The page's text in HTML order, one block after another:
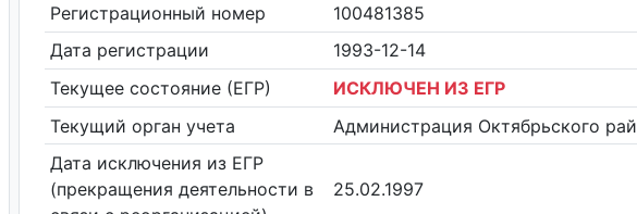
Регистрационный номер
100481385
Дата регистрации
1993-12-14
Текущее состояние (ЕГР)
ИСКЛЮЧЕН ИЗ ЕГР
Текущий орган учета
Администрация Октябрьского
Дата исключения из ЕГР
(прекращения деятельности в
25.02.1997